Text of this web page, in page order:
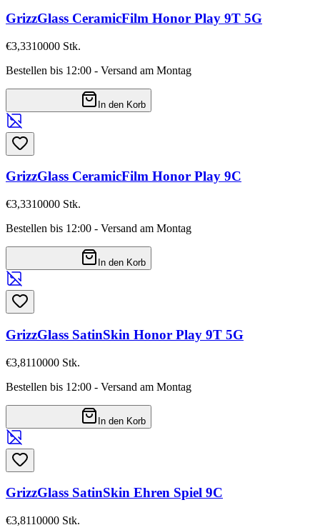
GrizzGlass CeramicFilm Honor Play 9T 5G
€3,3310000 Stk.
Bestellen bis 12:00 - Versand am Montag
In den Korb
GrizzGlass CeramicFilm Honor Play 9C
€3,3310000 Stk.
Bestellen bis 12:00 - Versand am Montag
In den Korb
GrizzGlass SatinSkin Honor Play 9T 5G
€3,8110000 Stk.
Bestellen bis 12:00 - Versand am Montag
In den Korb
GrizzGlass SatinSkin Ehren Spiel 9C
€3,8110000 Stk.